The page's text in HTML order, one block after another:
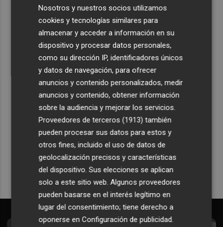
el día del eclipse
Company: “Estamos comenzando a ver el equipo que
queremos ver en la Liga”
Recibe toda la actualidad de
Plaza Podcast en tu correo
Quiero suscribirme
Nosotros y nuestros socios utilizamos
cookies y tecnologías similares para
almacenar y acceder a información en su
dispositivo y procesar datos personales,
como su dirección IP, identificadores únicos
y datos de navegación, para ofrecer
anuncios y contenido personalizados, medir
anuncios y contenido, obtener información
sobre la audiencia y mejorar los servicios.
Proveedores de terceros (1913) también
pueden procesar sus datos para estos y
otros fines, incluido el uso de datos de
geolocalización precisos y características
del dispositivo. Sus elecciones se aplican
solo a este sitio web. Algunos proveedores
pueden basarse en el interés legítimo en
lugar del consentimiento; tiene derecho a
oponerse enConfiguración de publicidad.